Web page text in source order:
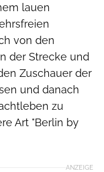
lauen
von den
der Strecke und
Zuschauer der
und danach
zu
Art "Berlin by
ANZEIGE